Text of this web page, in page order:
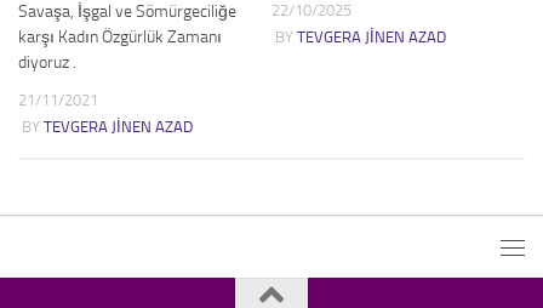
Savaşa, İşgal ve Sömürgeciliğe
karşı Kadın Özgürlük Zamanı
diyoruz .
21/11/2021
BY TEVGERA JINEN AZAD
22/10/2025
BY TEVGERA JINEN AZAD